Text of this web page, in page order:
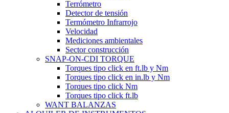
Terrómetro
Detector de tensión
Termómetro Infrarrojo
Velocidad
Mediciones ambientales
Sector construcción
SNAP-ON-CDI TORQUE
Torques tipo click en ft.lb y Nm
Torques tipo click en in.lb y Nm
Torques tipo click Nm
Torques tipo click ft.lb
WANT BALANZAS